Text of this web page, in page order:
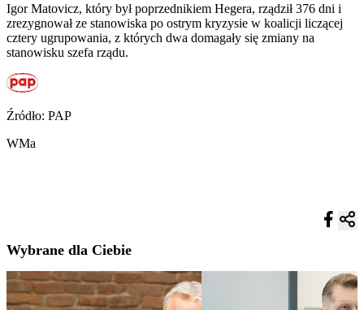
Igor Matovicz, który był poprzednikiem Hegera, rządził 376 dni i
zrezygnował ze stanowiska po ostrym kryzysie w koalicji liczącej
cztery ugrupowania, z których dwa domagały się zmiany na
stanowisku szefa rządu.
Źródło: PAP
WMa
Wybrane dla Ciebie